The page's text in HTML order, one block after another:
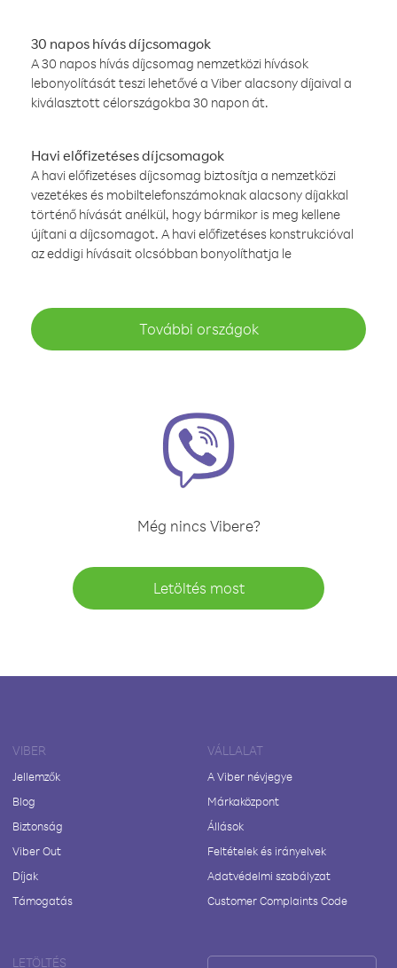
30 napos hívás díjcsomagok
A 30 napos hívás díjcsomag nemzetközi hívások
lebonyolítását teszi lehetővé a Viber alacsony díjaival a
kiválasztott célországokba 30 napon át.
Havi előfizetéses díjcsomagok
A havi előfizetéses díjcsomag biztosítja a nemzetközi
vezetékes és mobiltelefonszámoknak alacsony díjakkal
történő hívását anélkül, hogy bármikor is meg kellene
újítani a díjcsomagot. A havi előfizetéses konstrukcióval
az eddigi hívásait olcsóbban bonyolíthatja le
További országok
Még nincs Vibere?
Letöltés most
VIBER
Jellemzők
Blog
Biztonság
Viber Out
Díjak
Támogatás
VÁLLALAT
A Viber névjegye
Márkaközpont
Állások
Feltételek és irányelvek
Adatvédelmi szabályzat
Customer Complaints Code
LETÖLTÉS